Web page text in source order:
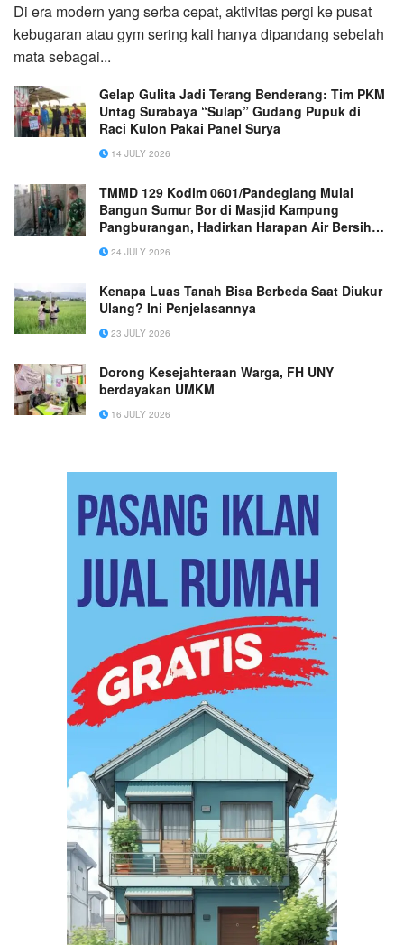
Di era modern yang serba cepat, aktivitas pergi ke pusat
kebugaran atau gym sering kali hanya dipandang sebelah
mata sebagai...
Gelap Gulita Jadi Terang Benderang: Tim PKM
Untag Surabaya “Sulap” Gudang Pupuk di
Raci Kulon Pakai Panel Surya
14 JULY 2026
TMMD 129 Kodim 0601/Pandeglang Mulai
Bangun Sumur Bor di Masjid Kampung
Pangburangan, Hadirkan Harapan Air Bersih
untuk Warga
24 JULY 2026
Kenapa Luas Tanah Bisa Berbeda Saat Diukur
Ulang? Ini Penjelasannya
23 JULY 2026
Dorong Kesejahteraan Warga, FH UNY
berdayakan UMKM
16 JULY 2026